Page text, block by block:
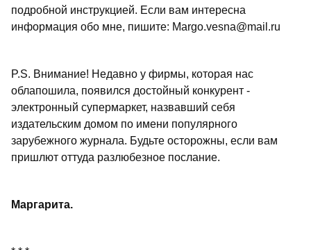
подробной инструкцией. Если вам интересна
информация обо мне, пишите: Margo.vesna@mail.ru
P.S. Внимание! Недавно у фирмы, которая нас
облапошила, появился достойный конкурент -
электронный супермаркет, назвавший себя
издательским домом по имени популярного
зарубежного журнала. Будьте осторожны, если вам
пришлют оттуда разлюбезное послание.
Маргарита.